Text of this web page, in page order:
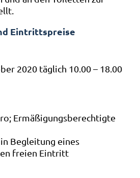
Eintrittspreise
2020 täglich 10.00 – 18.00
Ermäßigungsberechtigte
Begleitung eines
freien Eintritt